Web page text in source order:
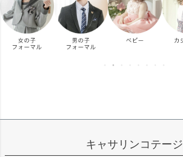
キャサリンコテージ